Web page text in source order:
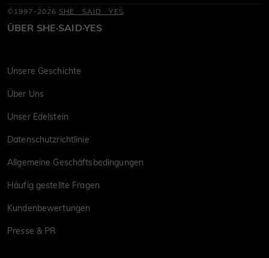
©1997-2026 SHE · SAID · YES
ÜBER SHE·SAID·YES
Unsere Geschichte
Über Uns
Unser Edelstein
Datenschutzrichtlinie
Allgemeine Geschäftsbedingungen
Häufig gestellte Fragen
Kundenbewertungen
Presse & PR